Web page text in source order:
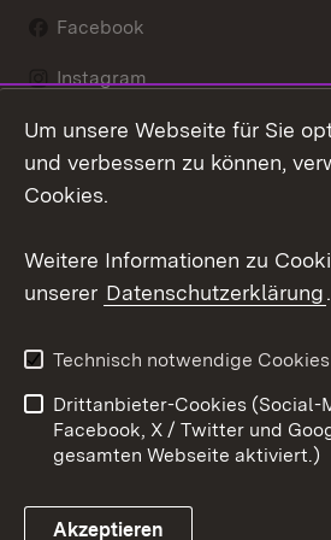
Facebook
Instagram
LinkedIn
Datenschutz
Impressum
Um unsere Webseite für Sie
und verbessern zu können,
Cookies.
Weitere Informationen zu
unserer Datenschutzerklärung.
Technisch notwendige Cookies
Drittanbieter-Cookies (Social-
Facebook, X / Twitter und
gesamten Webseite aktiviert.)
Akzeptieren